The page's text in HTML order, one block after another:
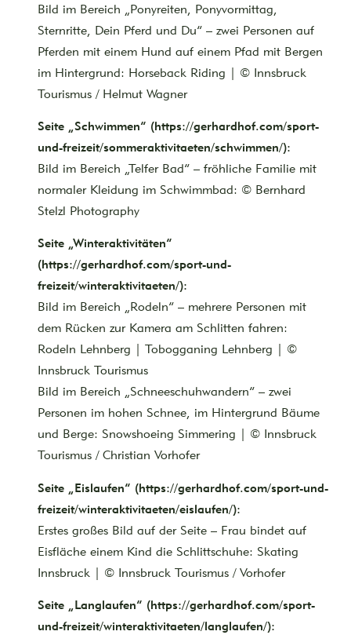
Bild im Bereich „Ponyreiten, Ponyvormittag,
Sternritte, Dein Pferd und Du“ – zwei Personen auf
Pferden mit einem Hund auf einem Pfad mit Bergen
im Hintergrund: Horseback Riding | © Innsbruck
Tourismus / Helmut Wagner
Seite „Schwimmen“ (https://gerhardhof.com/sport-
und-freizeit/sommeraktivitaeten/schwimmen/):
Bild im Bereich „Telfer Bad“ – fröhliche Familie mit
normaler Kleidung im Schwimmbad: © Bernhard
Stelzl Photography
Seite „Winteraktivitäten“
(https://gerhardhof.com/sport-und-
freizeit/winteraktivitaeten/):
Bild im Bereich „Rodeln“ – mehrere Personen mit
dem Rücken zur Kamera am Schlitten fahren:
Rodeln Lehnberg | Tobogganing Lehnberg | ©
Innsbruck Tourismus
Bild im Bereich „Schneeschuhwandern“ – zwei
Personen im hohen Schnee, im Hintergrund Bäume
und Berge: Snowshoeing Simmering | © Innsbruck
Tourismus / Christian Vorhofer
Seite „Eislaufen“ (https://gerhardhof.com/sport-und-
freizeit/winteraktivitaeten/eislaufen/):
Erstes großes Bild auf der Seite – Frau bindet auf
Eisfläche einem Kind die Schlittschuhe: Skating
Innsbruck | © Innsbruck Tourismus / Vorhofer
Seite „Langlaufen“ (https://gerhardhof.com/sport-
und-freizeit/winteraktivitaeten/langlaufen/):